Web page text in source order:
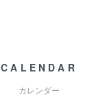
CALENDAR
カレンダー